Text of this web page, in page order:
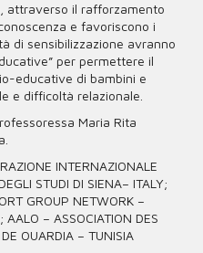
attraverso il rafforzamento
e favoriscono i
di sensibilizzazione avranno
per permettere il
educative di bambini e
e difficoltà relazionale.
Maria Rita
INTERNAZIONALE
STUDI DI SIENA– ITALY;
GROUP NETWORK –
AALO – ASSOCIATION DES
OUARDIA – TUNISIA